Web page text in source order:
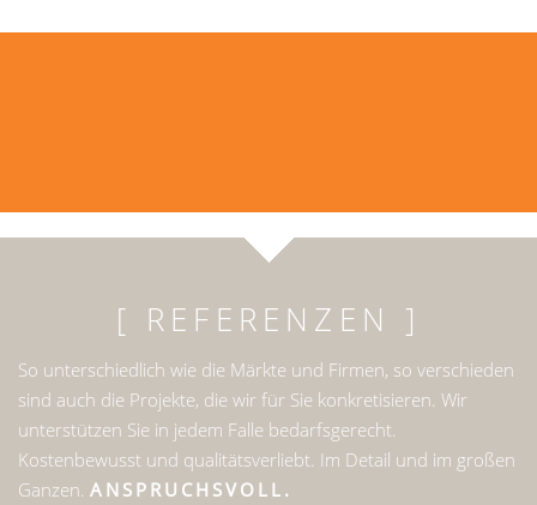
[ REFERENZEN ]
So unterschiedlich wie die Märkte und Firmen, so verschieden
sind auch die Projekte, die wir für Sie konkretisieren. Wir
unterstützen Sie in jedem Falle bedarfsgerecht.
Kostenbewusst und qualitätsverliebt. Im Detail und im großen
Ganzen. ANSPRUCHSVOLL.